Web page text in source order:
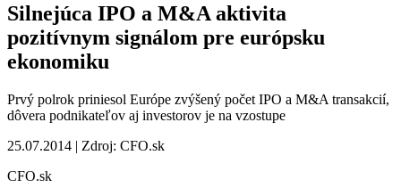
Silnejúca IPO a M&A aktivita
pozitívnym signálom pre európsku
ekonomiku
Prvý polrok priniesol Európe zvýšený počet IPO a M&A transakcií,
dôvera podnikateľov aj investorov je na vzostupe
25.07.2014 | Zdroj: CFO.sk
CFO.sk